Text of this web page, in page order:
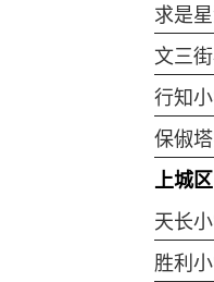
求是
文三
行知
保俶
上城区
天长
胜利